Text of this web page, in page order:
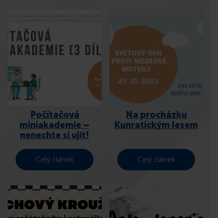
Počítačová
miniakademie –
nenechte si ujít!
Celý článek
Na procházku
Kunratickým lesem
Celý článek